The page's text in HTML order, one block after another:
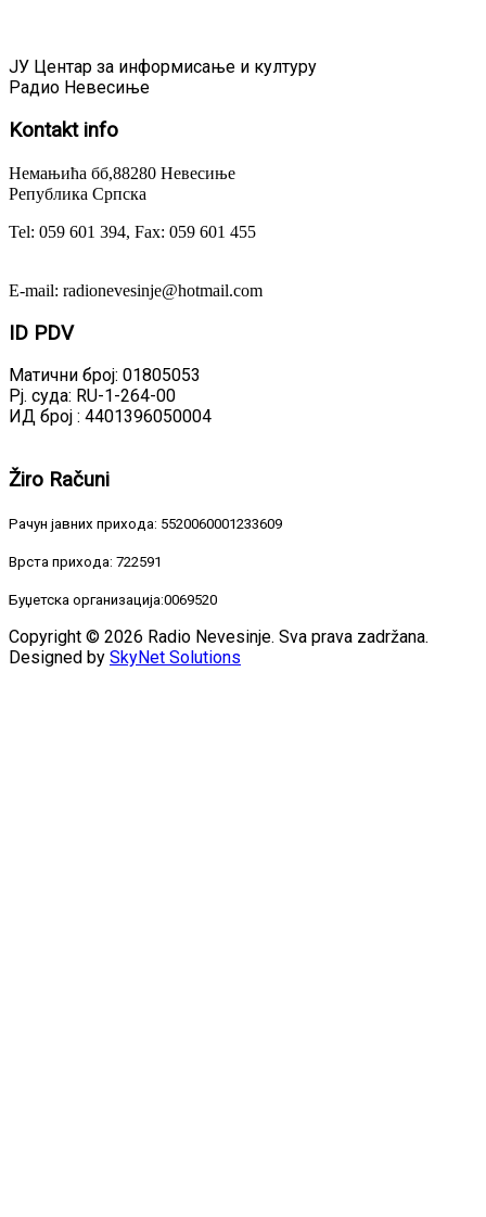
ЈУ Центар за информисање и културу
Радио Невесиње
Kontaktinfo
Немањића бб,88280 Невесиње
Република Српска
Tel: 059 601 394, Fax: 059 601 455
E-mail: radionevesinje@hotmail.com
ID PDV
Матични број: 01805053
Рј. суда: RU-1-264-00
ИД број : 4401396050004
Žiro Računi
Рачун јавних прихода: 5520060001233609
Врста прихода: 722591
Буџетска организација:0069520
Copyright © 2026 Radio Nevesinje. Sva prava zadržana.
Designed by SkyNet Solutions